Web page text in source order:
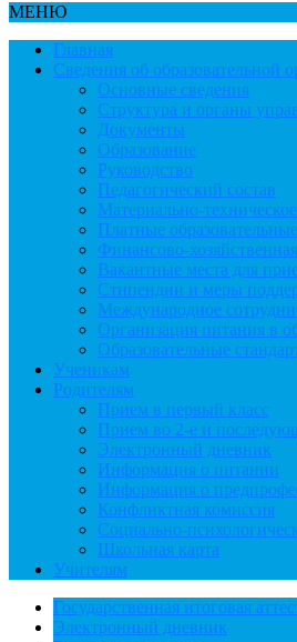
МЕНЮ
Главная
Сведения об образовательной
Основные сведения
Структура и органы
Документы
Образование
Руководство
Педагогический состав
Материально-
Платные
Финансово-
Вакантные места для
Стипендии и меры
Международное
Организация питания в
Образовательные
Ученикам
Родителям
Прием в первый класс
Прием во 2-е и
Электронный дневник
Информация о питании
Информация о
Конфликтная комиссия
Социально-
Школьная карта
Учителям
Государственная итоговая
Электронный дневник